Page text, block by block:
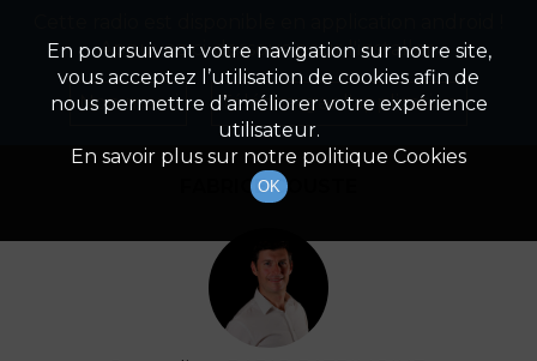
Détail De L'animateur
FABRICE COUSTE
En poursuivant votre navigation sur notre site,
vous acceptez l’utilisation de cookies afin de
nous permettre d’améliorer votre expérience
utilisateur.
En savoir plus sur notre politique Cookies
OK
Appuyez ci-dessous pour l'installer.
Non merci Télécharger l'application